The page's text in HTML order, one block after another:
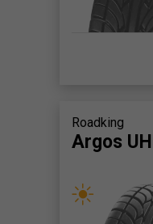
Roadking
Argos